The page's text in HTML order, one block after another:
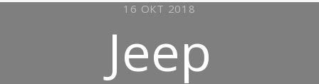
16 ОКТ 2018
Jeep